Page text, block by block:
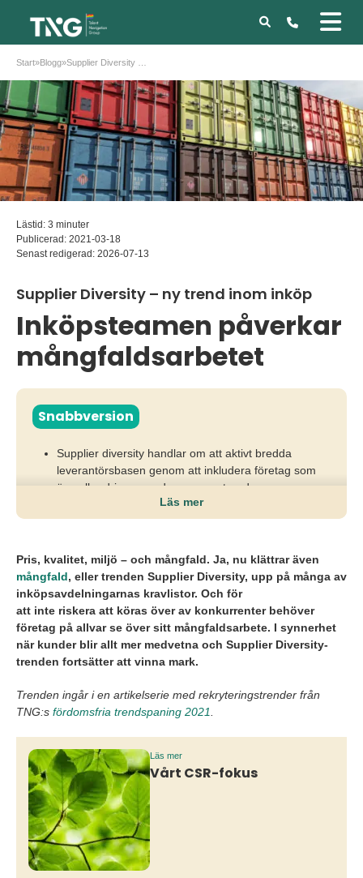
Start»Blogg»
Lästid: 3 minuter
Publicerad: 2021-03-18
Senast redigerad: 2026-07-13
Supplier Diversity – ny trend inom inköp
Inköpsteamen påverkar
mångfaldsarbetet
Snabbversion
Supplier diversity handlar om att aktivt bredda
leverantörsbasen genom att inkludera företag som
ägs eller drivs av underrepresenterade grupper, som
en del av sin affärs- och hållbarhetsstrategi.
leverantörer riskerar de att missa innovation,
affärsvärde och trovärdighet i sitt sociala
hållbarhetsarbete.
Genom tydliga mål, inkluderande upphandlingar och
mätbara kriterier kan företag stärka
konkurrenskraften, driva tillväxt och ta konkret ansvar
för mångfald även utanför den egna organisationen.
Läs mer
Pris, kvalitet, miljö – och mångfald. Ja, nu klättrar även
mångfald, eller trenden Supplier Diversity, upp på många av
inköpsavdelningarnas kravlistor. Och för
att inte riskera att köras över av konkurrenter behöver
företag på allvar se över sitt mångfaldsarbete. I synnerhet
när kunder blir allt mer medvetna och Supplier Diversity-
trenden fortsätter att vinna mark.
Trenden ingår i en artikelserie med rekryteringstrender från
TNG:s fördomsfria trendspaning 2021.
Läs mer
Vårt CSR-fokus